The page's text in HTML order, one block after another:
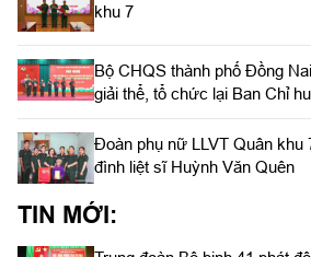
khu 7
Bộ CHQS thành phố Đồng
giải thể, tổ chức lại Ban Chỉ
Đoàn phụ nữ LLVT Quân khu
đình liệt sĩ Huỳnh Văn Quên
TIN MỚI: